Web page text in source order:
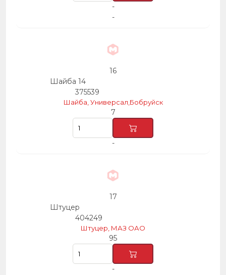
-
-
16
Шайба 14
375539
Шайба, Универсал,Бобруйск
7
-
17
Штуцер
404249
Штуцер, МАЗ ОАО
95
-